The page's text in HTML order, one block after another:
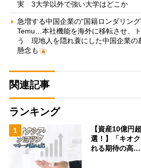
実 3大学以外で強い大学はどこか
急増する中国企業の“国籍ロンダリン
Temu…本社機能を海外に移転させ、
う 現地人を隠れ蓑にした中国企業の
懸念も
関連記事
ランキング
1
【資産10億円
選！】「キオ
れる期待の高…